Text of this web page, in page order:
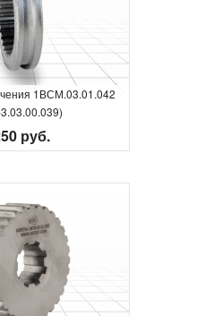
1ВСМ.03.01.042
руб.